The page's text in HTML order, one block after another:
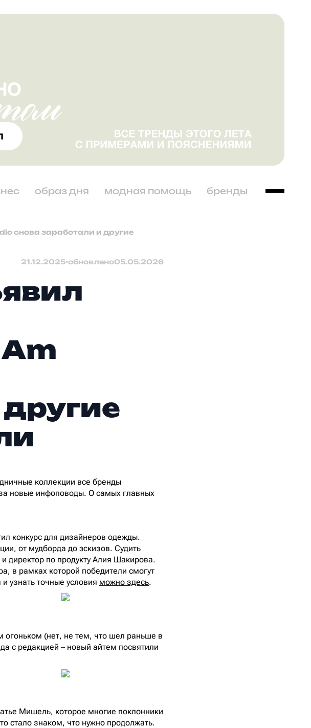
образ дня модная помощь бренды
снова заработали и другие
21.12.2025•обновлено05.05.2026
коллекции все бренды
новые инфоповоды. О самых главных
конкурс для дизайнеров одежды.
от мудборда до эскизов. Судить
директор по продукту Алия Шакирова.
в рамках которой победители смогут
узнать точные условия можно здесь.
огоньком (нет, не тем, что шел раньше в
с редакцией – новый айтем посвятили
Мишель, которое многие поклонники
стало знаком, что нужно продолжать.